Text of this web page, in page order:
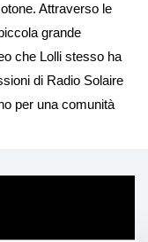
Attraverso le
grande
che Lolli stesso ha
di Radio Solaire
per una comunità